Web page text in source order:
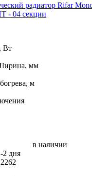
радиатор Rifar
- 04 секции
Вт
мм
м
в наличии
2 дня